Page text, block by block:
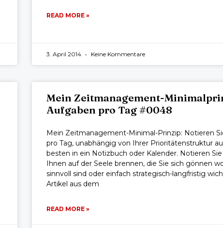
READ MORE »
3. April 2014 Keine Kommentare
Mein Zeitmanagement-
Aufgaben pro Tag #0048
Mein Zeitmanagement-Minimal-Prinzip: Notieren
pro Tag, unabhängig von Ihrer Prioritätenstruktur
besten in ein Notizbuch oder Kalender. Notieren
Ihnen auf der Seele brennen, die Sie sich gönnen
sinnvoll sind oder einfach strategisch-langfristig
Artikel aus dem
READ MORE »